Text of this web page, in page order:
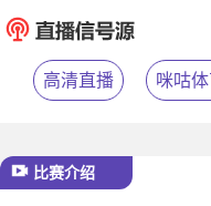
高清直播 咪咕
比赛介绍